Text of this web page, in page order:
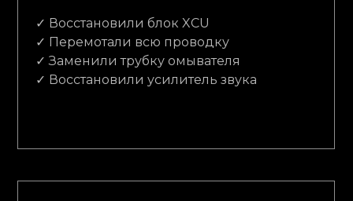
✓ Восстановили блок XCU
✓ Перемотали всю проводку
✓ Заменили трубку омывателя
✓ Восстановили усилитель звука